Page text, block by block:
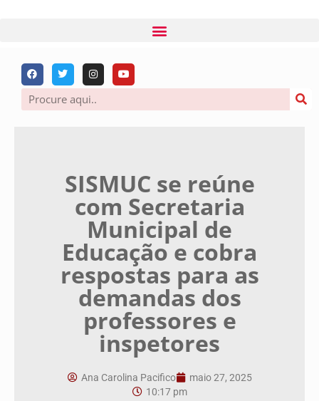
SISMUC se reúne
com Secretaria
Municipal de
Educação e cobra
respostas para as
demandas dos
professores e
inspetores
Ana Carolina Pacifico
maio 27, 2025
10:17 pm